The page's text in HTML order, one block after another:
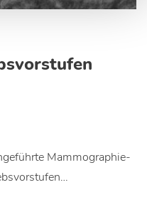
Mammographie-